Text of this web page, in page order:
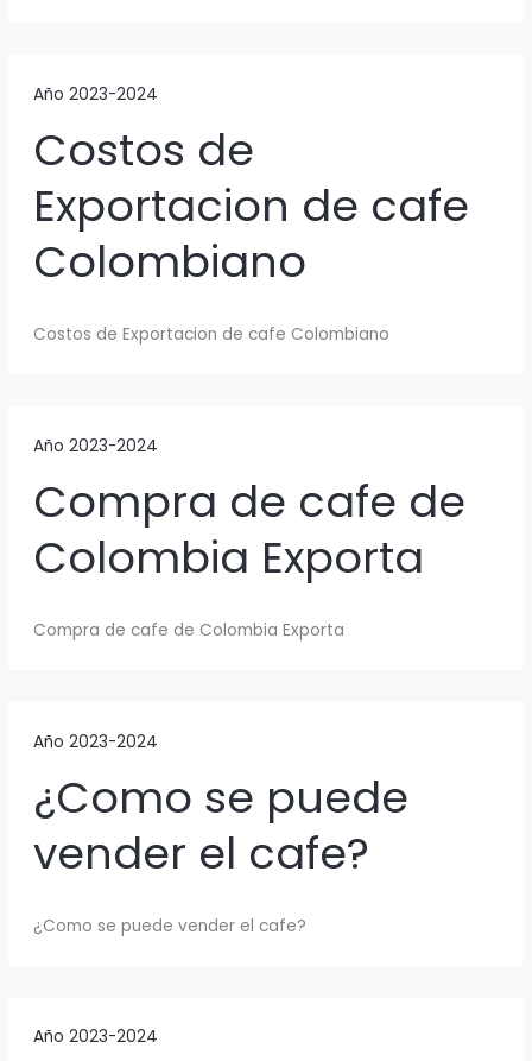
Año 2023-2024
Costos de
Exportacion de cafe
Colombiano
Costos de Exportacion de cafe Colombiano
Año 2023-2024
Compra de cafe de
Colombia Exporta
Compra de cafe de Colombia Exporta
Año 2023-2024
¿Como se puede
vender el cafe?
¿Como se puede vender el cafe?
Año 2023-2024